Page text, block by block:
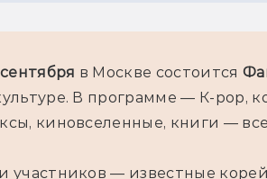
сентября в Москве состоится
В программе — К-pop,
киновселенные, книги —
участников — известные